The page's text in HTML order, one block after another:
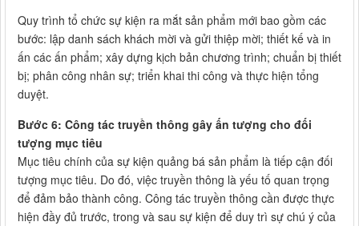
Quy trình tổ chức sự kiện ra mắt sản phẩm mới bao gồm các
bước: lập danh sách khách mời và gửi thiệp mời; thiết kế và in
ấn các ấn phẩm; xây dựng kịch bản chương trình; chuẩn bị thiết
bị; phân công nhân sự; triển khai thi công và thực hiện tổng
duyệt.
Bước 6: Công tác truyền thông gây ấn tượng cho đối
tượng mục tiêu
Mục tiêu chính của sự kiện quảng bá sản phẩm là tiếp cận đối
tượng mục tiêu. Do đó, việc truyền thông là yếu tố quan trọng
để đảm bảo thành công. Công tác truyền thông cần được thực
hiện đầy đủ trước, trong và sau sự kiện để duy trì sự chú ý của